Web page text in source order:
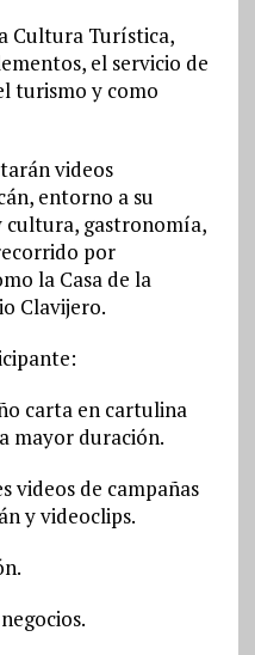
Cultura Turística,
el servicio de
turismo y como
videos
entorno a su
cultura, gastronomía,
por
la Casa de la
Clavijero.
carta en cartulina
mayor duración.
videos de campañas
y videoclips.